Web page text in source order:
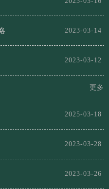
2023-03-14
2023-03-12
更多
2025-03-18
2023-03-28
2023-03-26